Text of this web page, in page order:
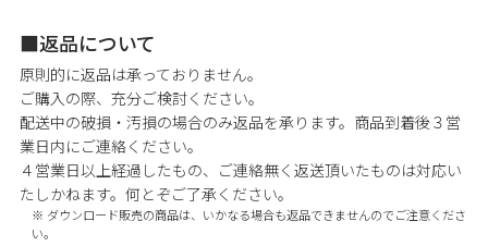
返品について
原則的に返品は承っておりません。
ご購入の際、充分ご検討ください。
配送中の破損・汚損の場合のみ返品を承ります。商品到着後３営
業日内にご連絡ください。
４営業日以上経過したもの、ご連絡無く返送頂いたものは対応い
たしかねます。何とぞご了承ください。
ダウンロード販売の商品は、いかなる場合も返品できませんのでご注意くださ
い。